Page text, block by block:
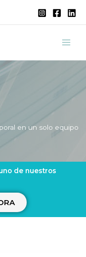
en un solo equipo
de nuestros